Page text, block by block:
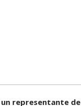
representante de